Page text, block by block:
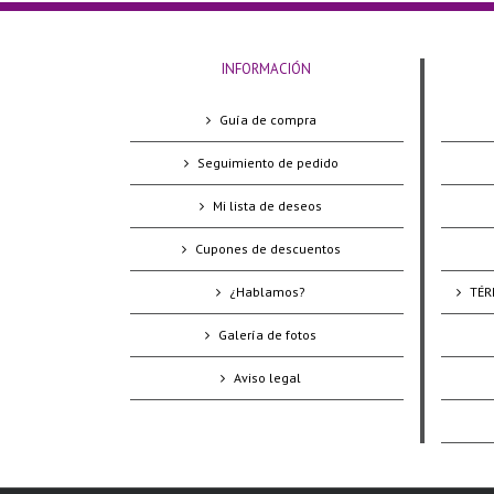
INFORMACIÓN
Guía de compra
Seguimiento de pedido
Mi lista de deseos
Cupones de descuentos
¿Hablamos?
Galería de fotos
Aviso legal